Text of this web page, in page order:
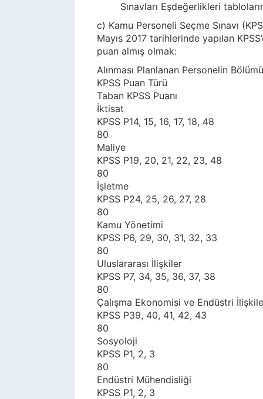
Sınavları Eşdeğerlikleri
c) Kamu Personeli Seçme Sınavı
Mayıs 2017 tarihlerinde yapılan
puan almış olmak:
Alınması Planlanan Personelin
KPSS Puan Türü
Taban KPSS Puanı
İktisat
KPSS P14, 15, 16, 17, 18, 48
80
Maliye
KPSS P19, 20, 21, 22, 23, 48
80
İşletme
KPSS P24, 25, 26, 27, 28
80
Kamu Yönetimi
KPSS P6, 29, 30, 31, 32, 33
80
Uluslararası İlişkiler
KPSS P7, 34, 35, 36, 37, 38
80
Çalışma Ekonomisi ve Endüstri
KPSS P39, 40, 41, 42, 43
80
Sosyoloji
KPSS P1, 2, 3
80
Endüstri Mühendisliği
KPSS P1, 2, 3